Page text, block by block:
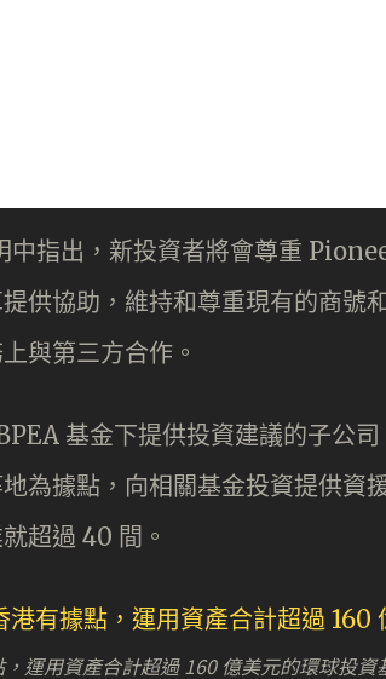
指出，新投資者將會尊重
供協助，維持和尊重現有的商號
與第三方合作。
基金下提供投資建議的子公
為據點，向相關基金投資提供資
超過 40 間。
運用資產合計超過 160 億美元的環球投資